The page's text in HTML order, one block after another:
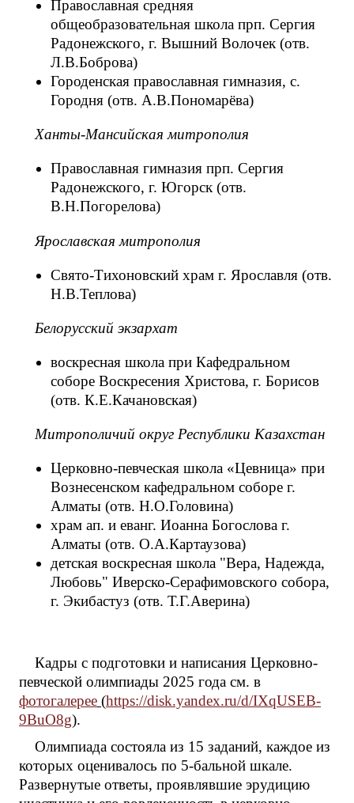
Православная средняя
общеобразовательная школа прп. Сергия
Радонежского, г. Вышний Волочек (отв.
Л.В.Боброва)
Городенская православная гимназия, с.
Городня (отв. А.В.Пономарёва)
Ханты-Мансийская митрополия
Православная гимназия прп. Сергия
Радонежского, г. Югорск (отв.
В.Н.Погорелова)
Ярославская митрополия
Свято-Тихоновский храм г. Ярославля (отв.
Н.В.Теплова)
Белорусский экзархат
воскресная школа при Кафедральном
соборе Воскресения Христова, г. Борисов
(отв. К.Е.Качановская)
Митрополичий округ Республики Казахстан
Церковно-певческая школа «Цевница» при
Вознесенском кафедральном соборе г.
Алматы (отв. Н.О.Головина)
храм ап. и еванг. Иоанна Богослова г.
Алматы (отв. О.А.Картаузова)
детская воскресная школа "Вера, Надежда,
Любовь" Иверско-Серафимовского собора,
г. Экибастуз (отв. Т.Г.Аверина)
Кадры с подготовки и написания Церковно-
певческой олимпиады 2025 года см. в
фотогалерее (https://disk.yandex.ru/d/IXqUSEB-
9BuO8g).
Олимпиада состояла из 15 заданий, каждое из
которых оценивалось по 5-бальной шкале.
Развернутые ответы, проявлявшие эрудицию